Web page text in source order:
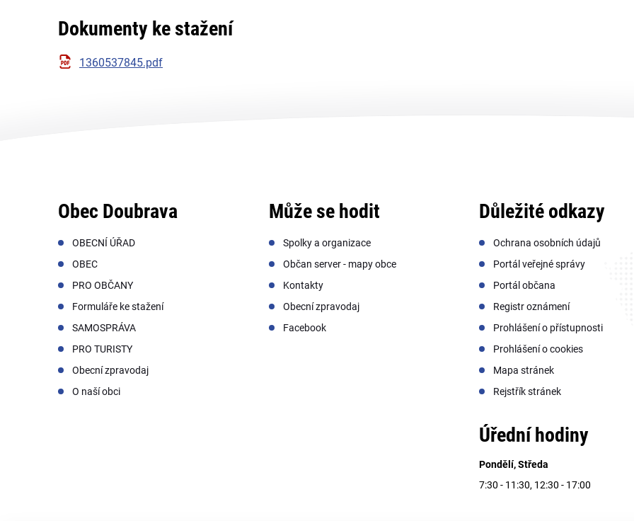
Dokumenty ke stažení
1360537845.pdf
Obec Doubrava
OBECNÍ ÚŘAD
OBEC
PRO OBČANY
Formuláře ke stažení
SAMOSPRÁVA
PRO TURISTY
Obecní zpravodaj
O naší obci
Může se hodit
Spolky a organizace
Občan server - mapy obce
Kontakty
Obecní zpravodaj
Facebook
Důležité odkazy
Ochrana osobních údajů
Portál veřejné správy
Portál občana
Registr oznámení
Prohlášení o přístupnosti
Prohlášení o cookies
Mapa stránek
Rejstřík stránek
Úřední hodiny
Pondělí, Středa
7:30 - 11:30, 12:30 - 17:00